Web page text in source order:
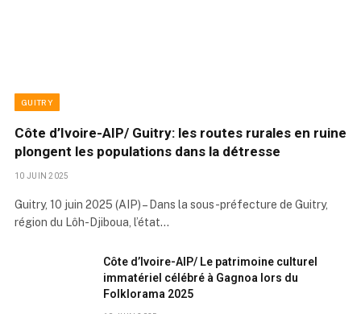
GUITRY
Côte d’Ivoire-AIP/ Guitry: les routes rurales en ruine
plongent les populations dans la détresse
10 JUIN 2025
Guitry, 10 juin 2025 (AIP) – Dans la sous-préfecture de Guitry,
région du Lôh-Djiboua, l’état…
Côte d’Ivoire-AIP/ Le patrimoine culturel
immatériel célébré à Gagnoa lors du
Folklorama 2025